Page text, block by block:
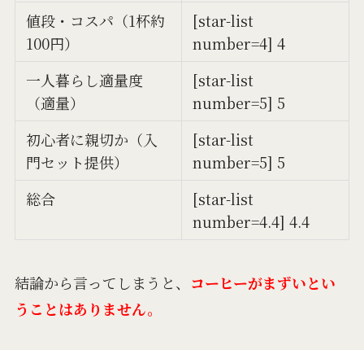
値段・コスパ（1杯約
100円）
[star-list
number=4] 4
一人暮らし適量度
（適量）
[star-list
number=5] 5
初心者に親切か（入
門セット提供）
[star-list
number=5] 5
総合
[star-list
number=4.4] 4.4
結論から言ってしまうと、 コーヒーがまずいとい
うことはありません。